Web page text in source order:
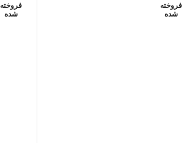
فروخته
شده
فروخته
شده